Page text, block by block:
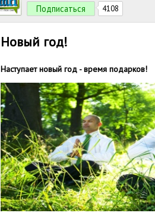
Подписаться
4108
Новый год!
Наступает новый год - время подарков!